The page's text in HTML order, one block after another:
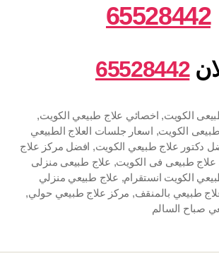
65528442
65528442
الكويت, اخصائي علاج طبيعي الكويت,
الكويت, اسعار جلسات العلاج الطبيعي
دكتور علاج طبيعي الكويت, افضل مركز علاج
علاج طبيعى فى الكويت, علاج طبيعى منزلى
الكويت انستقرام, علاج طبيعي منزلي
طبيعي بالمنقف, مركز علاج طبيعي حولي,
صباح السالم